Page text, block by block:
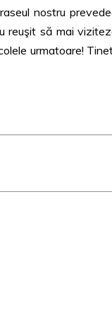
nostru
să mai
urmatoare!